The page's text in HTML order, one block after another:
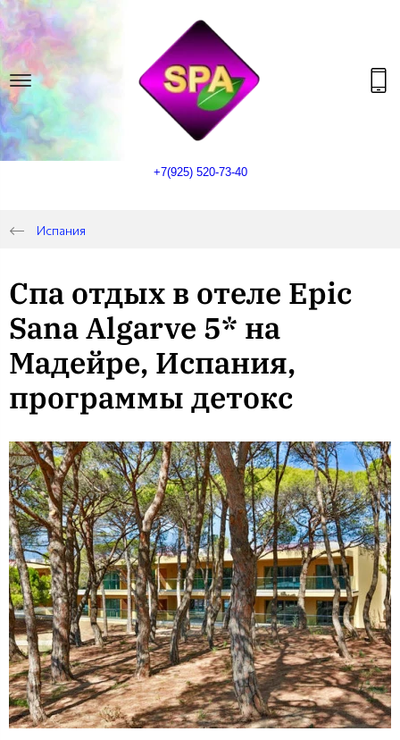
+7(925) 520-73-40
Испания
Спа отдых в отеле Epic
Sana Algarve 5* на
Мадейре, Испания,
программы детокс